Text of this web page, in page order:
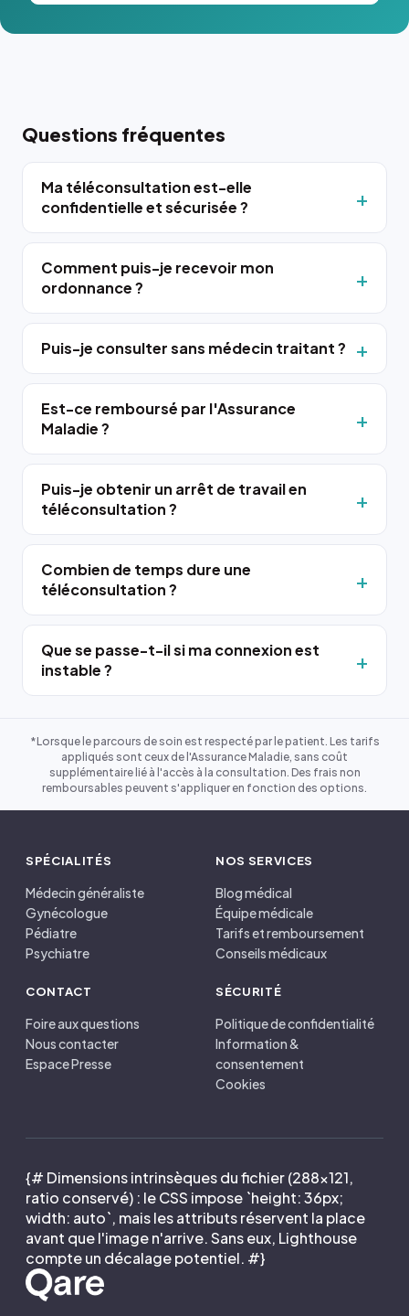
Questions fréquentes
Ma téléconsultation est-elle
confidentielle et sécurisée ?
Comment puis-je recevoir mon
ordonnance ?
Puis-je consulter sans médecin traitant ?
Est-ce remboursé par l'Assurance
Maladie ?
Puis-je obtenir un arrêt de travail en
téléconsultation ?
Combien de temps dure une
téléconsultation ?
Que se passe-t-il si ma connexion est
instable ?
*Lorsque le parcours de soin est respecté par le patient. Les tarifs
appliqués sont ceux de l'Assurance Maladie, sans coût
supplémentaire lié à l'accès à la consultation. Des frais non
remboursables peuvent s'appliquer en fonction des options.
SPÉCIALITÉS
Médecin généraliste
Gynécologue
Pédiatre
Psychiatre
NOS SERVICES
Blog médical
Équipe médicale
Tarifs et remboursement
Conseils médicaux
CONTACT
Foire aux questions
Nous contacter
Espace Presse
SÉCURITÉ
Politique de confidentialité
Information &
consentement
Cookies
{# Dimensions intrinsèques du fichier (288×121,
ratio conservé) : le CSS impose `height: 36px;
width: auto`, mais les attributs réservent la place
avant que l'image n'arrive. Sans eux, Lighthouse
compte un décalage potentiel. #}